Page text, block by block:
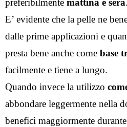
preferibilmente mattina e sera.
E’ evidente che la pelle ne
dalle prime applicazioni e
presta bene anche come base
facilmente e tiene a lungo.
Quando invece la utilizzo
abbondare leggermente nella
benefici maggiormente